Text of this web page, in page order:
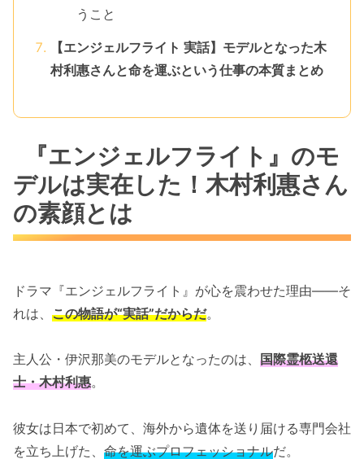
うこと
【エンジェルフライト 実話】モデルとなった木
村利惠さんと命を運ぶという仕事の本質まとめ
『エンジェルフライト』のモ
デルは実在した！木村利惠さん
の素顔とは
ドラマ『エンジェルフライト』が心を震わせた理由――そ
れは、 この物語が“実話”だからだ。
主人公・伊沢那美のモデルとなったのは、 国際霊柩送還
士・木村利惠。
彼女は日本で初めて、海外から遺体を送り届ける専門会社
を立ち上げた、 命を運ぶプロフェッショナルだ。